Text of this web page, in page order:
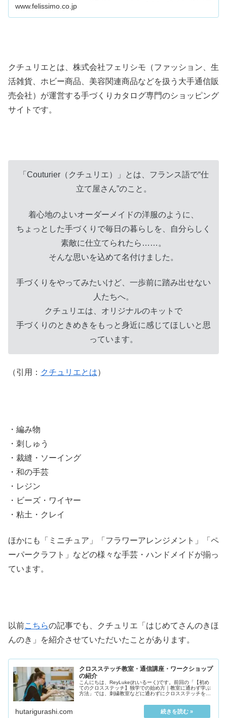
www.felissimo.co.jp
クチュリエとは、株式会社フェリシモ（ファッション、生
活雑貨、ホビー商品、美容関連商品などを扱う大手通信販
売会社）が運営する手づくりカタログ専門のショッピング
サイトです。
「Couturier（クチュリエ）」とは、フランス語で“仕
立て屋さん”のこと。
着心地のよいオーダーメイドの洋服のように、
ちょっとした手づくりで毎日の暮らしを、自分らしく
素敵に仕立てられたら……。
そんな思いを込めて名付けました。
手づくりをやってみたいけど、一歩前に踏み出せない
人たちへ。
クチュリエは、オリジナルのキットで
手づくりのときめきをもっと身近に感じてほしいと思
っています。
（引用： クチュリエとは）
・編み物
・刺しゅう
・裁縫・ソーイング
・和の手芸
・レジン
・ビーズ・ワイヤー
・粘土・クレイ
ほかにも「ミニチュア」「フラワーアレンジメント」「ペ
ーパークラフト」などの様々な手芸・ハンドメイドが揃っ
ています。
以前こちらの記事でも、クチュリエ「はじめてさんのきほ
んのき」を紹介させていただいたことがあります。
クロスステッチ教室・通信講座・ワークショップ
の紹介
こんにちは、ReyLuke(れいるーく)です。前回の「【初め
てのクロスステッチ】独学での始め方｜教室に通わず学ぶ
方法」では、刺繍教室などに通わずにクロスステッチを始
hutarigurashi.com